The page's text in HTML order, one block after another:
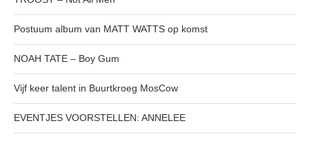
Postuum album van MATT WATTS op komst
NOAH TATE – Boy Gum
Vijf keer talent in Buurtkroeg MosCow
EVENTJES VOORSTELLEN: ANNELEE